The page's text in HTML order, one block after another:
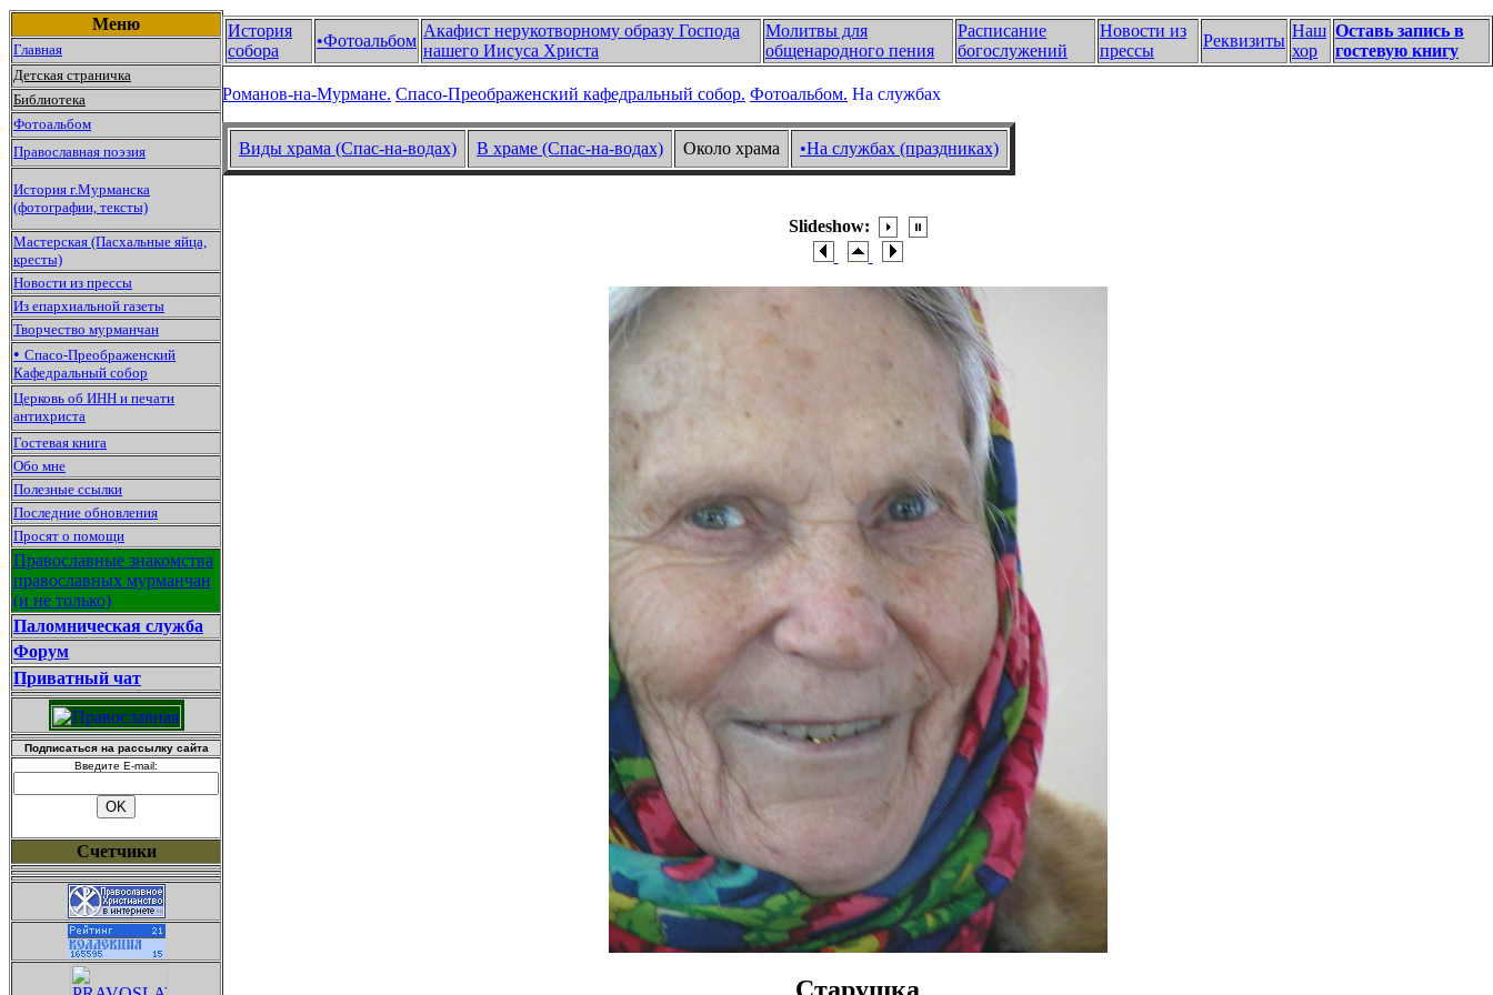
Меню
Главная
Детская страничка
Библиотека
Фотоальбом
Православная поэзия
История г.Мурманска
(фотографии, тексты)
Мастерская (Пасхальные яйца,
кресты)
Новости из прессы
Из епархиальной газеты
Творчество мурманчан
• Спасо-Преображенский
Кафедральный собор
Церковь об ИНН и печати
антихриста
Гостевая книга
Обо мне
Полезные ссылки
Последние обновления
Просят о помощи
Православные знакомства
православных мурманчан
(и не только)
Паломническая служба
Форум
Приватный чат
Подписаться на рассылку сайта
Введите E-mail:
Счетчики
История
собора
•Фотоальбом
Акафист нерукотворному образу Господа
нашего Иисуса Христа
Молитвы для
общенародного пения
Расписание
богослужений
Новости из
прессы
Реквизиты
Наш
хор
Оставь запись в
гостевую книгу
Романов-на-Мурмане. Спасо-Преображенский кафедральный собор. Фотоальбом. На службах
Виды храма (Спас-на-водах) В храме (Спас-на-водах) Около храма •На службах (праздниках)
Slideshow: